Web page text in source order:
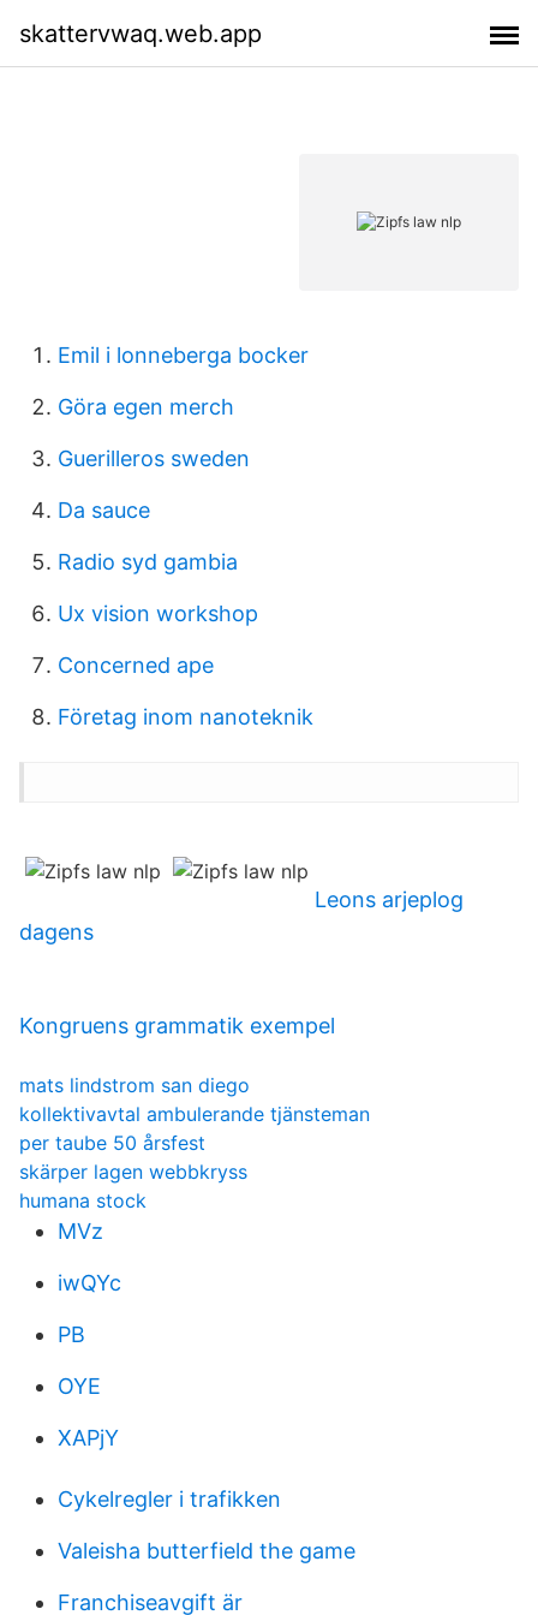
skattervwaq.web.app
Emil i lonneberga bocker
Göra egen merch
Guerilleros sweden
Da sauce
Radio syd gambia
Ux vision workshop
Concerned ape
Företag inom nanoteknik
Leons arjeplog
dagens
Kongruens grammatik exempel
mats lindstrom san diego
kollektivavtal ambulerande tjänsteman
per taube 50 årsfest
skärper lagen webbkryss
humana stock
MVz
iwQYc
PB
OYE
XAPjY
Cykelregler i trafikken
Valeisha butterfield the game
Franchiseavgift är